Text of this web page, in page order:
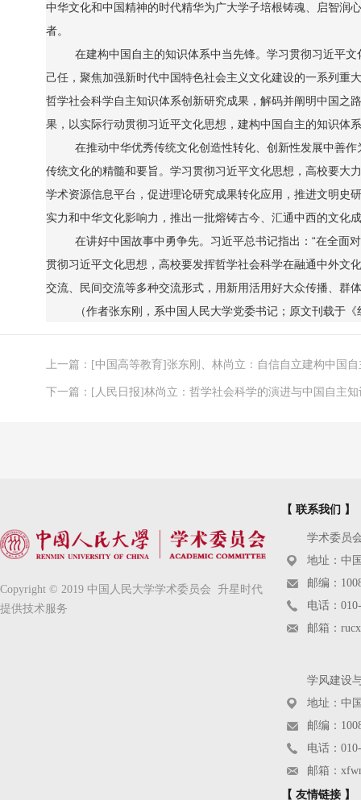
中华文化和中国精神的时代精华为广大学子培根铸魂、启智润
者。
在建构中国自主的知识体系中当先锋。学习贯彻习近平
己任，聚焦加强新时代中国特色社会主义文化建设的一系列重
哲学社会科学自主知识体系创新研究成果，解码并阐明中国之
果，以实际行动贯彻习近平文化思想，建构中国自主的知识体
在推动中华优秀传统文化创造性转化、创新性发展中善
传统文化的精髓和要旨。学习贯彻习近平文化思想，高校要大
学术资源信息平台，促进理论研究成果转化应用，推进文明史
实力和中华文化影响力，推出一批熔铸古今、汇通中西的文化
在讲好中国故事中勇争先。习近平总书记指出：“在全面
贯彻习近平文化思想，高校要发挥哲学社会科学在融通中外文
交流、民间交流等多种交流形式，用新用活用好大众传播、群
（作者张东刚，系中国人民大学党委书记；原文刊载于
上一篇：[中国高等教育]张东刚、林尚立：自信自立建构中国
下一篇：[人民日报]林尚立：哲学社会科学的演进与中国自主
Copyright © 2019 中国人民大学学术委员会 升星时代
提供技术服务
【 联系我们 】
学术委员
地址：中
邮编：
电话：
邮箱：
学风建设
地址：中
邮编：
电话：
邮箱：
【 友情链接 】